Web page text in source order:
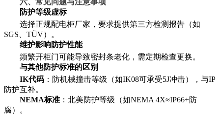
防护等级虚标
选择正规配电柜厂家，要求提供第三方检测报告（如
SGS、TÜV）。
维护影响防护性能
频繁开柜门可能导致密封条老化，需定期检查更换。
与其他防护标准的区别
IK代码 ：防机械撞击等级（如IK08可承受5J冲击），与IP
防护互补。
NEMA标准 ：北美防护等级（如NEMA 4X≈IP66+防
腐）。